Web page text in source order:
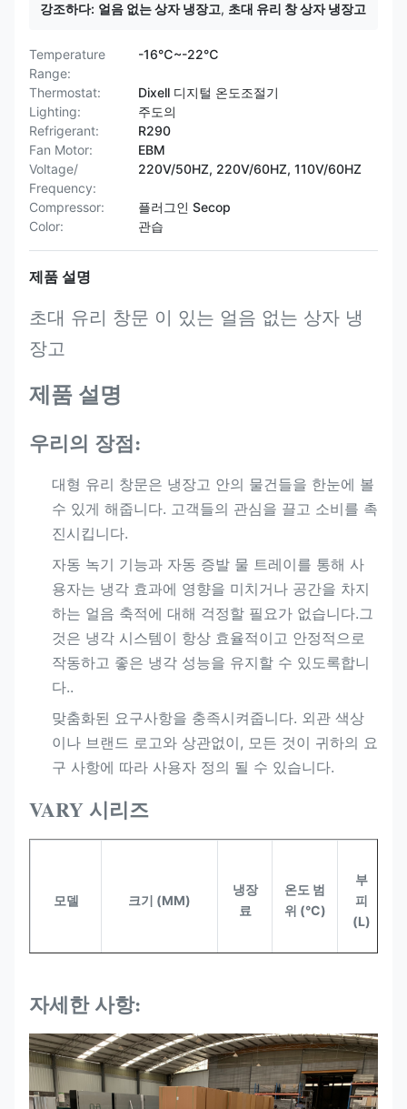
강조하다: 얼음 없는 상자 냉장고, 초대 유리 창 상자 냉장고
Temperature
Range:
-16℃~-22℃
Thermostat:
Dixell 디지털 온도조절기
Lighting:
주도의
Refrigerant:
R290
Fan Motor:
EBM
Voltage/
Frequency:
220V/50HZ, 220V/60HZ, 110V/60HZ
Compressor:
플러그인 Secop
Color:
관습
제품 설명
초대 유리 창문 이 있는 얼음 없는 상자 냉
장고
제품 설명
우리의 장점:
대형 유리 창문은 냉장고 안의 물건들을 한눈에 볼
수 있게 해줍니다. 고객들의 관심을 끌고 소비를 촉
진시킵니다.
자동 녹기 기능과 자동 증발 물 트레이를 통해 사
용자는 냉각 효과에 영향을 미치거나 공간을 차지
하는 얼음 축적에 대해 걱정할 필요가 없습니다.그
것은 냉각 시스템이 항상 효율적이고 안정적으로
작동하고 좋은 냉각 성능을 유지할 수 있도록합니
다..
맞춤화된 요구사항을 충족시켜줍니다. 외관 색상
이나 브랜드 로고와 상관없이, 모든 것이 귀하의 요
구 사항에 따라 사용자 정의 될 수 있습니다.
VARY 시리즈
모델 크기 (MM)
냉장
료
온도 범
위 (°C)
부
피
(L)
150개 1400*968*950 R290 -16~22 260
자세한 사항: